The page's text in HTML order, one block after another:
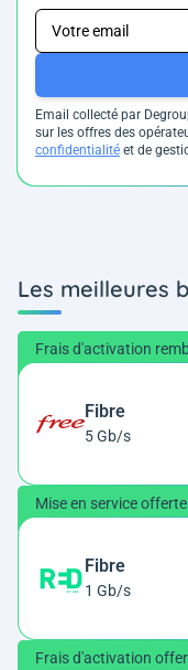
Email collecté par
sur les offres des
confidentialité et de
Les meilleures
Frais d'activation
Fibre
5 Gb/s
Mise en service
Fibre
1 Gb/s
Frais d'activation